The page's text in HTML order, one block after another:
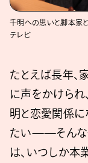
千明への思いと脚本家
テレビ
たとえば長年、
に声をかけられ
明と恋愛関係に
たい——そんな
は、いつしか本